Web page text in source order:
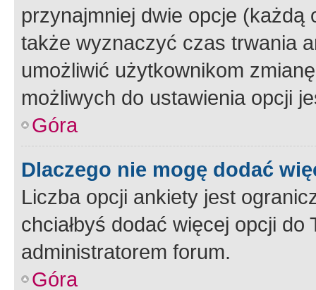
przynajmniej dwie opcje
także wyznaczyć czas trwania
umożliwić użytkownikom
możliwych do ustawienia opcji
Góra
Dlaczego nie mogę dodać
Liczba opcji ankiety jest
chciałbyś dodać więcej opcji
administratorem forum.
Góra